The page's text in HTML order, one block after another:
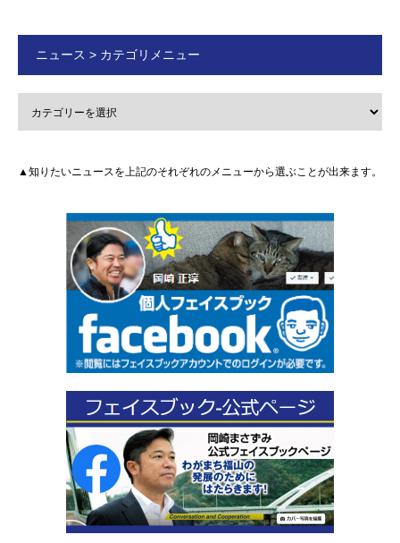
ニュース > カテゴリメニュー
▲知りたいニュースを上記のそれぞれのメニューから選ぶことが出来ます。